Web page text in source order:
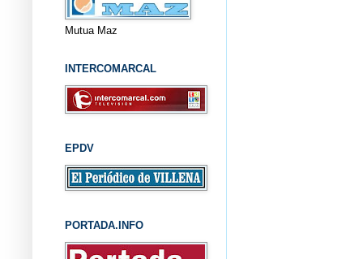
Mutua Maz
INTERCOMARCAL
EPDV
PORTADA.INFO